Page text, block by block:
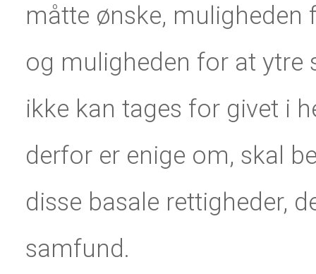
måtte ønske,
og muligheden for at ytre
ikke kan tages for givet i
derfor er enige om, skal
disse basale rettigheder,
samfund.